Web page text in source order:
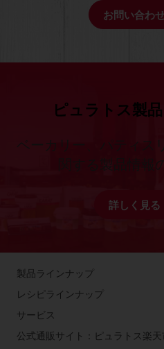
お問い合わ
ピュラトス製
ベーカリー、パティス
関する製品情報
詳しく見る
製品ラインナップ
レシピラインナップ
サービス
公式通販サイト：ピュラトス楽天